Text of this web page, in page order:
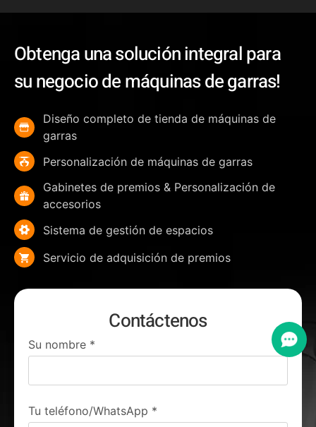
Obtenga una solución integral para
su negocio de máquinas de garras!
Diseño completo de tienda de máquinas de
garras
Personalización de máquinas de garras
Gabinetes de premios & Personalización de
accesorios
Sistema de gestión de espacios
Servicio de adquisición de premios
Contáctenos
Su nombre *
Tu teléfono/WhatsApp *